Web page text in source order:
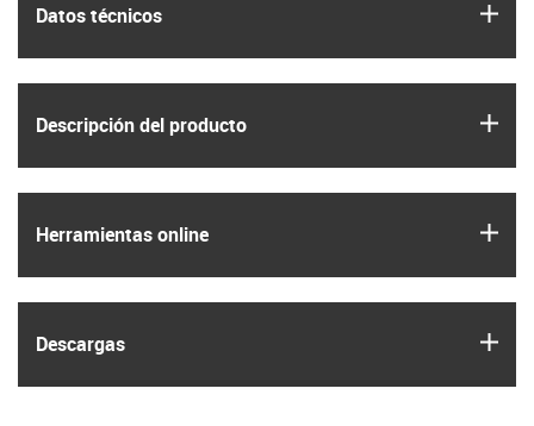
Datos técnicos
Descripción del producto
Herramientas online
Descargas